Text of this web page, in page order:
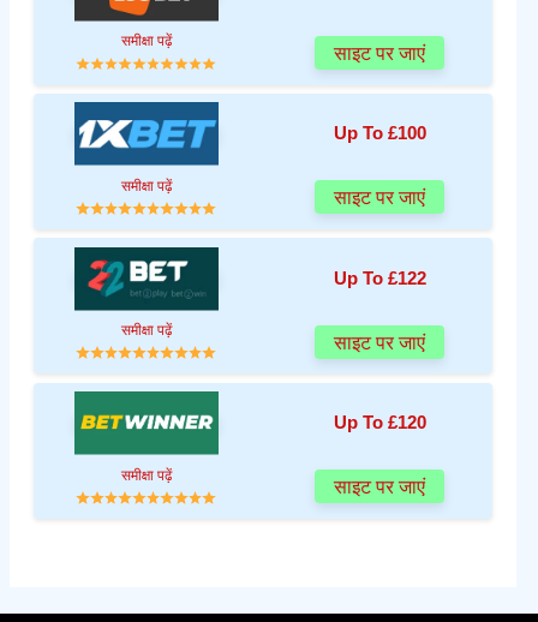
समीक्षा पढ़ें
साइट पर जाएं
Up To £100
समीक्षा पढ़ें
साइट पर जाएं
Up To £122
समीक्षा पढ़ें
साइट पर जाएं
Up To £120
समीक्षा पढ़ें
साइट पर जाएं